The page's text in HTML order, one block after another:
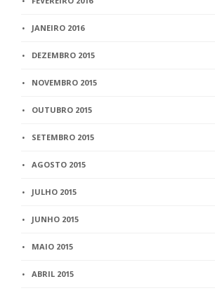
JANEIRO 2016
DEZEMBRO 2015
NOVEMBRO 2015
OUTUBRO 2015
SETEMBRO 2015
AGOSTO 2015
JULHO 2015
JUNHO 2015
MAIO 2015
ABRIL 2015